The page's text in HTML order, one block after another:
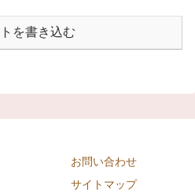
を書き込む
お問い合わせ
サイトマップ